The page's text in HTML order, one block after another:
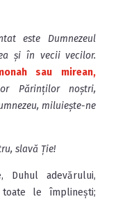
este Dumnezeul
și în vecii vecilor.
sau mirean,
Părinților noștri,
miluiește-ne
slavă Ție!
Duhul adevărului,
le împlinești;